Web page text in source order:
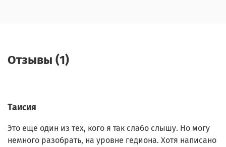
Отзывы (1)
Таисия
Это еще один из тех, кого я так слабо слышу. Но могу
немного разобрать, на уровне гедиона. Хотя написано